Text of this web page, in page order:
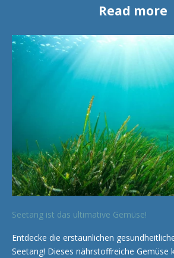
Read more
Seetang ist das ultimative Gemüse!
Entdecke die erstaunlichen
Seetang! Dieses nährstoffreiche Gemüse